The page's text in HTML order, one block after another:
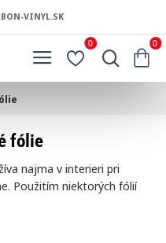
VINYL.SK
0 0
fólie
najma v interieri pri
Použitím niektorých fólií